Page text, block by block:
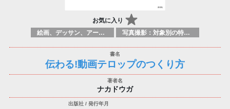
お気に入り
絵画、デッサン、アートマニュアル 写真撮影：対象別の特定のテクニック、原理
伝わる!動画テロップのつくり方
ナカドウガ